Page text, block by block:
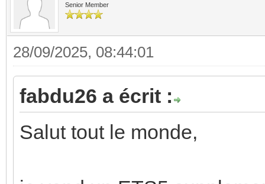
Senior Member
28/09/2025, 08:44:01
fabdu26 a écrit :
Salut tout le monde,